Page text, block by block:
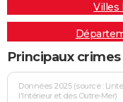
Villes
Principaux
Données 2025 (source :
l'Intérieur et des Outre-Mer)